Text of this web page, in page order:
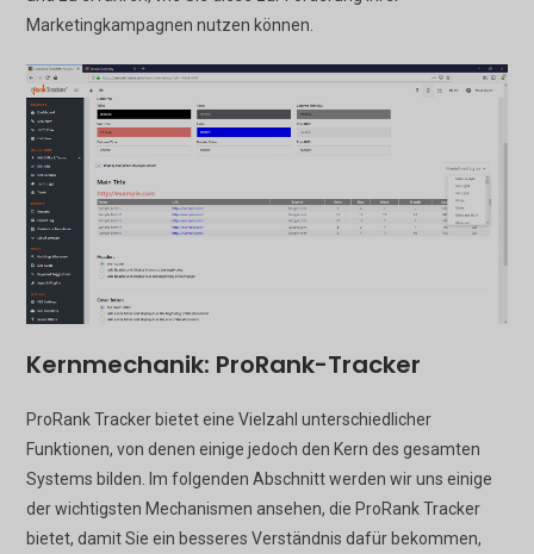
Marketingkampagnen nutzen können.
Kernmechanik: ProRank-Tracker
ProRank Tracker bietet eine Vielzahl unterschiedlicher
Funktionen, von denen einige jedoch den Kern des gesamten
Systems bilden. Im folgenden Abschnitt werden wir uns einige
der wichtigsten Mechanismen ansehen, die ProRank Tracker
bietet, damit Sie ein besseres Verständnis dafür bekommen,